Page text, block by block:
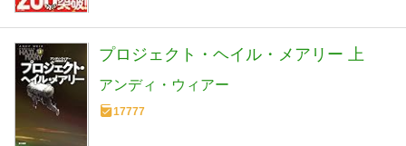
プロジェクト・ヘイル・メアリー 上
アンディ・ウィアー
17777